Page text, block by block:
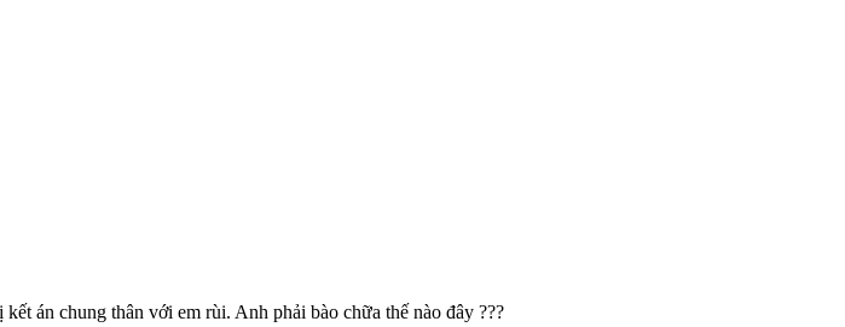
án chung thân với em rùi. Anh phải bào chữa thế nào đây ???